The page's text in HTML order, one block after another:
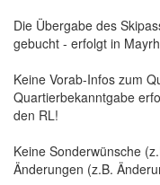
Die Übergabe des
gebucht - erfolgt in
Keine Vorab-Infos zum
Quartierbekanntgabe
den RL!
Keine Sonderwünsche
Änderungen (z.B.